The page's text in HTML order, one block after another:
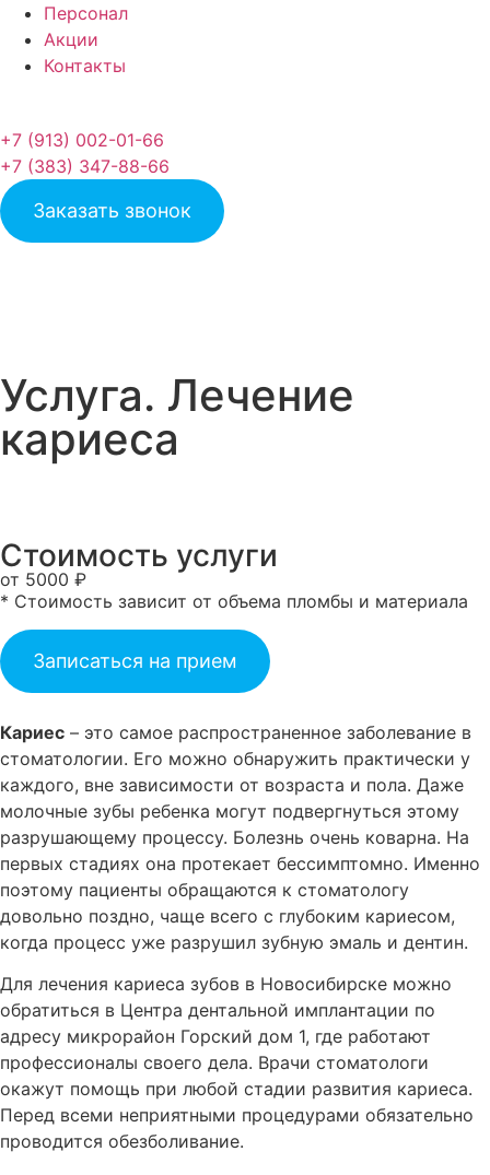
Персонал
Акции
Контакты
+7 (913) 002-01-66
+7 (383) 347-88-66
Заказать звонок
Услуга. Лечение
кариеса
Стоимость услуги
от 5000 ₽
* Стоимость зависит от объема пломбы и материала
Записаться на прием
Кариес – это самое распространенное заболевание в
стоматологии. Его можно обнаружить практически у
каждого, вне зависимости от возраста и пола. Даже
молочные зубы ребенка могут подвергнуться этому
разрушающему процессу. Болезнь очень коварна. На
первых стадиях она протекает бессимптомно. Именно
поэтому пациенты обращаются к стоматологу
довольно поздно, чаще всего с глубоким кариесом,
когда процесс уже разрушил зубную эмаль и дентин.
Для лечения кариеса зубов в Новосибирске можно
обратиться в Центра дентальной имплантации по
адресу микрорайон Горский дом 1, где работают
профессионалы своего дела. Врачи стоматологи
окажут помощь при любой стадии развития кариеса.
Перед всеми неприятными процедурами обязательно
проводится обезболивание.